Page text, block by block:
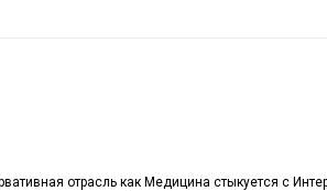
отрасль как Медицина стыкуется с